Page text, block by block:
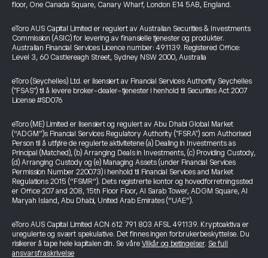
floor, One Canada Square, Canary Wharf, London E14 5AB, England.
eToro AUS Capital Limited er regulert av Australian Securities & Investments
Commission (ASIC) for levering av finansielle tjenester og produkter.
Australian Financial Services Licence number: 491139. Registered Office:
Level 3, 60 Castlereagh Street, Sydney NSW 2000, Australia
eToro (Seychelles) Ltd. er lisensiert av Financial Services Authority Seychelles
("FSAS") til å levere broker-dealer-tjenester i henhold til Securities Act 2007
License #SD076
eToro (ME) Limited er lisensiert og regulert av Abu Dhabi Global Market
(“ADGM”)s Financial Services Regulatory Authority ("FSRA") som Authorised
Person til å utføre de regulerte aktivitetene (a) Dealing in Investments as
Principal (Matched), (b) Arranging Deals in Investments, (c) Providing Custody,
(d) Arranging Custody og (e) Managing Assets (under Financial Services
Permission Number 220073) i henhold til Financial Services and Market
Regulations 2015 (“FSMR”). Dets registrerte kontor og hovedforretningssted
er Office 207 and 208, 15th Floor Floor, Al Sarab Tower, ADGM Square, Al
Maryah Island, Abu Dhabi, United Arab Emirates (“UAE”).
eToro AUS Capital Limited ACN 612 791 803 AFSL 491139. Kryptoaktiva er
uregulerte og svært spekulative. Det finnes ingen forbrukerbeskyttelse. Du
risikerer å tape hele kapitalen din. Se våre Vilkår og betingelser. Se full
ansvarsfraskrivelse